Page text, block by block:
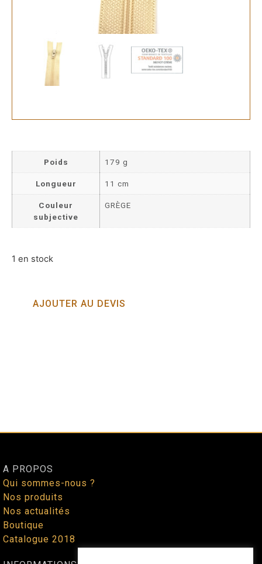
Poids 179 g
Longueur 11 cm
Couleur
subjective
GRÈGE
1 en stock
AJOUTER AU DEVIS
A PROPOS
Qui sommes-nous ?
Nos produits
Nos actualités
Boutique
Catalogue 2018